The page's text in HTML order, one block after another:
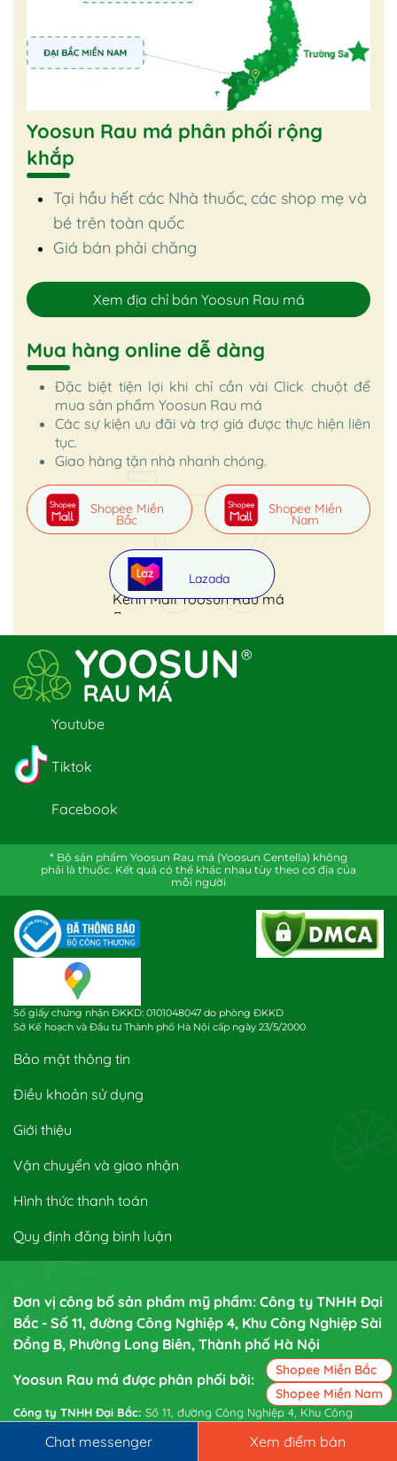
Yoosun Rau má phân phối rộng
khắp
Tại hầu hết các Nhà thuốc, các shop mẹ và
bé trên toàn quốc
Giá bán phải chăng
Xem địa chỉ bán Yoosun Rau má
Mua hàng online dễ dàng
Đặc biệt tiện lợi khi chỉ cần vài Click chuột để
mua sản phẩm Yoosun Rau má
Các sự kiện ưu đãi và trợ giá được thực hiện liên
tục.
Giao hàng tận nhà nhanh chóng.
Kênh Mall Yoosun Rau má
Shopee Miền
Bắc
Shopee Miền
Nam
Lazada
Youtube
Tiktok
Facebook
* Bộ sản phẩm Yoosun Rau má (Yoosun Centella) không
phải là thuốc. Kết quả có thể khác nhau tùy theo cơ địa của
mỗi người
Số giấy chứng nhận ĐKKD: 0101048047 do phòng ĐKKD
Sở Kế hoạch và Đầu tư Thành phố Hà Nội cấp ngày 23/5/2000
Bảo mật thông tin
Điều khoản sử dụng
Giới thiệu
Vận chuyển và giao nhận
Hình thức thanh toán
Quy định đăng bình luận
Đơn vị công bố sản phẩm mỹ phẩm: Công ty TNHH Đại
Bắc - Số 11, đường Công Nghiệp 4, Khu Công Nghiệp Sài
Đồng B, Phường Long Biên, Thành phố Hà Nội
Yoosun Rau má được phân phối bởi:
Công ty TNHH Đại Bắc: Số 11, đường Công Nghiệp 4, Khu Công
7761 445. Fax: 0243 7761 448
Chat messenger Xem điểm bán
Shopee Miền Bắc
Shopee Miền Nam